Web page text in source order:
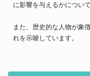
に影響を与えるかについ
また、歴史的な人物が象
れを示唆しています。